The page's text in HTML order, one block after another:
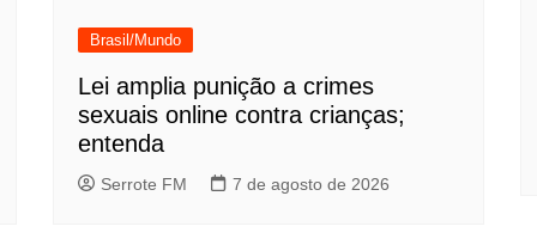
Brasil/Mundo
Lei amplia punição a crimes
sexuais online contra crianças;
entenda
Serrote FM 7 de agosto de 2026